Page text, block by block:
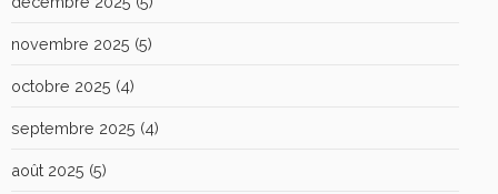
novembre 2025 (5)
octobre 2025 (4)
septembre 2025 (4)
août 2025 (5)